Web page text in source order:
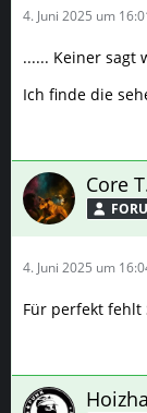
4. Juni 2025 um
...... Keiner sagt
Ich finde die
Core
4. Juni 2025 um
Für perfekt fehlt